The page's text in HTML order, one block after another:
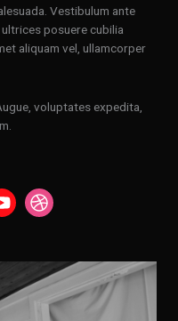
Vestibulum ante
posuere cubilia
aliquam vel, ullamcorper
voluptates expedita,